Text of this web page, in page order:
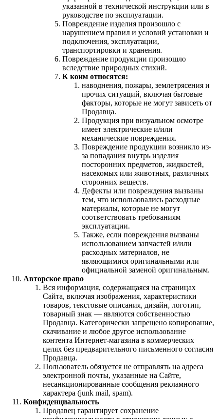
указанной в технической инструкции или в
руководстве по эксплуатации.
Повреждение изделия произошло с
нарушением правил и условий установки и
подключения, эксплуатации,
транспортировки и хранения.
Повреждение продукции произошло
вследствие природных стихий.
К коим относятся:
наводнения, пожары, землетрясения и
прочих ситуаций, включая бытовые
факторы, которые не могут зависеть от
Продавца.
Продукция при визуальном осмотре
имеет электрические и/или
механические повреждения.
Повреждение продукции возникло из-
за попадания внутрь изделия
посторонних предметов, жидкостей,
насекомых или животных, различных
сторонних веществ.
Дефекты или повреждения вызваны
тем, что использовались расходные
материалы, которые не могут
соответствовать требованиям
эксплуатации.
Также, если повреждения вызваны
использованием запчастей и/или
расходных материалов, не
являющимися оригинальными или
официальной заменой оригинальным.
Авторское право
Вся информация, содержащаяся на страницах
Сайта, включая изображения, характеристики
товаров, текстовые описания, дизайн, логотип,
товарный знак — являются собственностью
Продавца. Категорически запрещено копирование,
скачивание и любое другое использование
контента Интернет-магазина в коммерческих
целях без предварительного письменного согласия
Продавца.
Пользователь обязуется не отправлять на адреса
электронной почты, указанные на Сайте,
несанкционированные сообщения рекламного
характера (junk mail, spam).
Конфиденциальность
Продавец гарантирует сохранение